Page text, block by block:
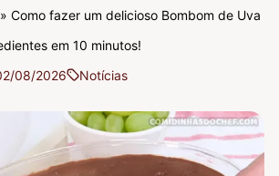
» Como fazer um delicioso Bombom de Uva
em 10 minutos!
08/2026 Notícias